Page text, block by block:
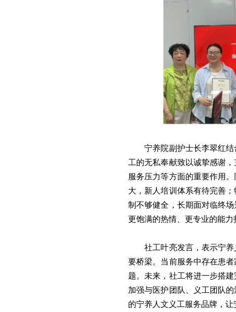
宁养院副护士长李翠红
工的无私奉献致以诚挚感谢
服务压力等方面的重要作用
大，新人培训体系有待完善
制不够健全，长期面对临终
更饱满的热情、更专业的能力
社工叶亮发言，表示宁
要桥梁。当前服务中存在患
题。未来，社工将进一步搭
加强与医护团队、义工团队
的宁养人文义工服务品牌，让